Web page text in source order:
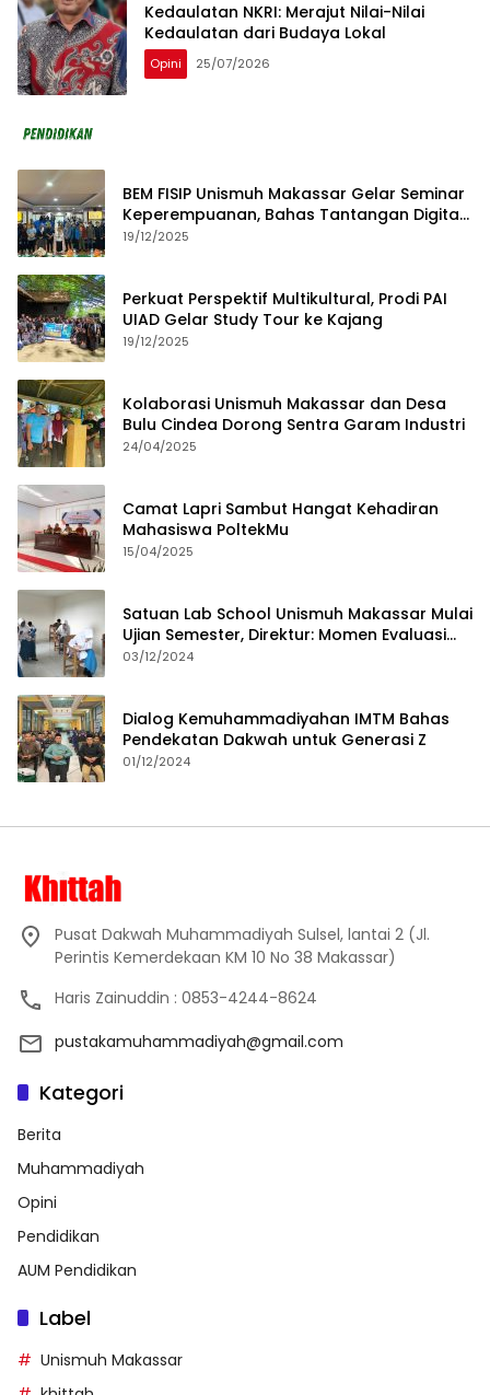
Kedaulatan NKRI: Merajut Nilai-Nilai
Kedaulatan dari Budaya Lokal
Opini 25/07/2026
BEM FISIP Unismuh Makassar Gelar Seminar
Keperempuanan, Bahas Tantangan Digital
dan Budaya Lokal
19/12/2025
Perkuat Perspektif Multikultural, Prodi PAI
UIAD Gelar Study Tour ke Kajang
19/12/2025
Kolaborasi Unismuh Makassar dan Desa
Bulu Cindea Dorong Sentra Garam Industri
24/04/2025
Camat Lapri Sambut Hangat Kehadiran
Mahasiswa PoltekMu
15/04/2025
Satuan Lab School Unismuh Makassar Mulai
Ujian Semester, Direktur: Momen Evaluasi
Proses Pembelajaran
03/12/2024
Dialog Kemuhammadiyahan IMTM Bahas
Pendekatan Dakwah untuk Generasi Z
01/12/2024
Pusat Dakwah Muhammadiyah Sulsel, lantai 2 (Jl.
Perintis Kemerdekaan KM 10 No 38 Makassar)
Haris Zainuddin : 0853-4244-8624
pustakamuhammadiyah@gmail.com
Kategori
Berita
Muhammadiyah
Opini
Pendidikan
AUM Pendidikan
Label
Unismuh Makassar